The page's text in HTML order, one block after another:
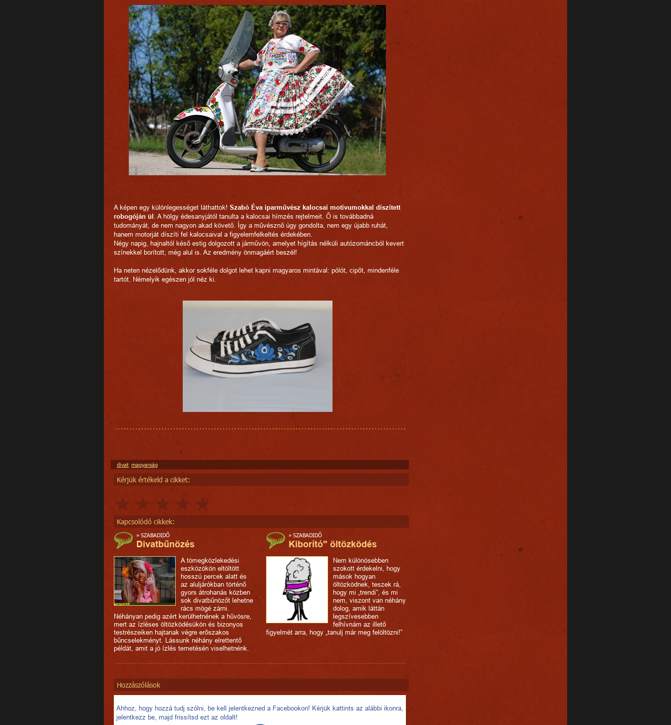
A képen egy különlegességet láthattok! Szabó Éva iparművész kalocsai motívumokkal díszített
robogóján ül . A hölgy édesanyjától tanulta a kalocsai hímzés rejtelmeit. Ő is továbbadná
tudományát, de nem nagyon akad követő. Így a művésznő úgy gondolta, nem egy újabb ruhát,
hanem motorját díszíti fel kalocsaival a figyelemfelkeltés érdekében.
Négy napig, hajnaltól késő estig dolgozott a járművön, amelyet hígítás nélküli autózománcból kevert
színekkel borított, még alul is. Az eredmény önmagáért beszél!
Ha neten nézelődünk, akkor sokféle dolgot lehet kapni magyaros mintával: pólót, cipőt, mindenféle
tartót. Némelyik egészen jól néz ki.
divat magyarság
Kérjük értékeld a cikket:
Kapcsolódó cikkek:
» SZABADIDŐ
Divatbűnözés
A tömegközlekedési
eszközökön eltöltött
hosszú percek alatt és
az aluljárókban történő
gyors átrohanás közben
sok divatbűnözőt lehetne
rács mögé zárni.
Néhányan pedig azért kerülhetnének a hűvösre,
mert az ízléses öltözködésükön és bizonyos
testrészeiken hajtanak végre erőszakos
bűncselekményt. Lássunk néhány elrettentő
példát, amit a jó ízlés temetésén viselhetnénk.
» SZABADIDŐ
Kiborító" öltözködés
Nem különösebben
szokott érdekelni, hogy
mások hogyan
öltözködnek, teszek rá,
hogy mi „trendi”, és mi
nem, viszont van néhány
dolog, amik láttán
legszívesebben
felhívnám az illető
figyelmét arra, hogy „tanulj már meg felöltözni!”
Hozzászólások
Ahhoz, hogy hozzá tudj szólni, be kell jelentkezned a Facebookon! Kérjük kattints az alábbi ikonra,
jelentkezz be, majd frissítsd ezt az oldalt!